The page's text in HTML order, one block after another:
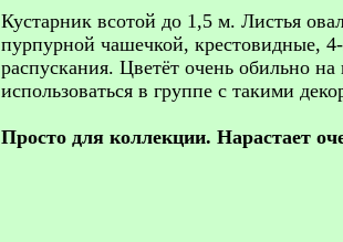
Кустарник всотой до 1,5 м. Листья
пурпурной чашечкой, крестовидные,
распускания. Цветёт очень обильно
использоваться в группе с такими
Просто для коллекции. Нарастает